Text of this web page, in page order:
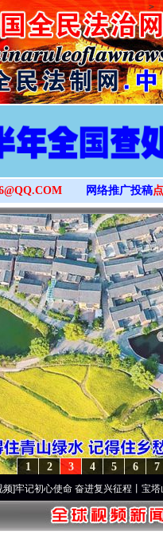
>
网络推广投稿
7
6
5
4
3
2
1
奋进复兴征程丨宝塔山下好光景..·[